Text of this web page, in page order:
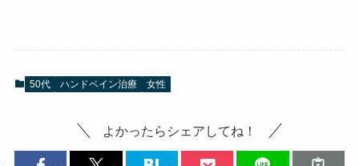
50代 ハンドベイン治療 女性
よかったらシェアしてね！